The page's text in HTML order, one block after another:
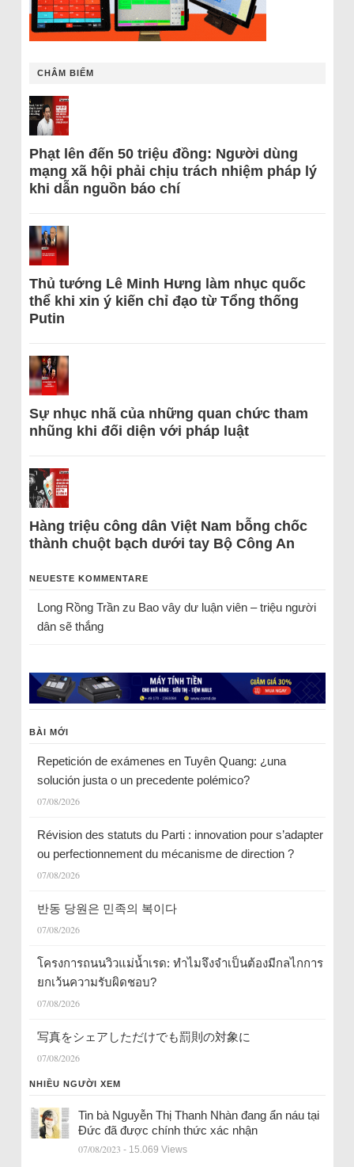
CHÂM BIẾM
Phạt lên đến 50 triệu đồng: Người dùng
mạng xã hội phải chịu trách nhiệm pháp lý
khi dẫn nguồn báo chí
Thủ tướng Lê Minh Hưng làm nhục quốc
thể khi xin ý kiến chỉ đạo từ Tổng thống
Putin
Sự nhục nhã của những quan chức tham
nhũng khi đối diện với pháp luật
Hàng triệu công dân Việt Nam bỗng chốc
thành chuột bạch dưới tay Bộ Công An
NEUESTE KOMMENTARE
Long Rồng Trầnzu Bao vây dư luận viên – triệu người
dân sẽ thắng
BÀI MỚI
Repetición de exámenes en Tuyên Quang: ¿una
solución justa o un precedente polémico?
07/08/2026
Révision des statuts du Parti : innovation pour s’adapter
ou perfectionnement du mécanisme de direction ?
07/08/2026
반동 당원은 민족의 복이다
07/08/2026
โครงการถนนวิวแม่น้ำเรด: ทำไมจึงจำเป็นต้องมีกลไกการ
ยกเว้นความรับผิดชอบ?
07/08/2026
写真をシェアしただけでも罰則の対象に
07/08/2026
NHIỀU NGƯỜI XEM
Tin bà Nguyễn Thị Thanh Nhàn đang ẩn náu tại
Đức đã được chính thức xác nhận
07/08/2023 - 15.069 Views